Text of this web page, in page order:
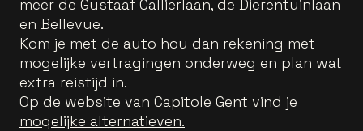
meer de Gustaaf Callierlaan, de Dierentuinlaan
en Bellevue.
Kom je met de auto hou dan rekening met
mogelijke vertragingen onderweg en plan wat
extra reistijd in.
Op de website van Capitole Gent vind je
mogelijke alternatieven.